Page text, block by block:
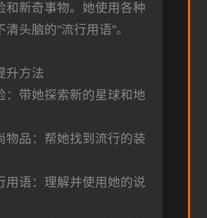
和新奇事物。她使用各种
清头脑的"流行用语"。
升方法
：带她探索新的星球和地
物品：帮她找到流行的装
用语：理解并使用她的说